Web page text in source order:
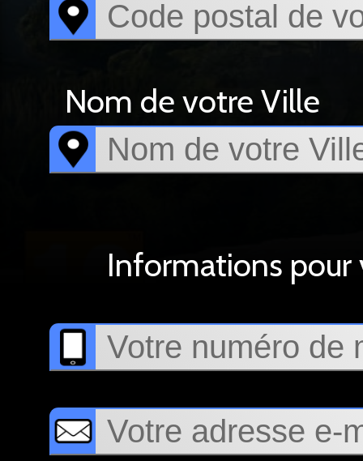
Nom de votre Ville
Informations pour